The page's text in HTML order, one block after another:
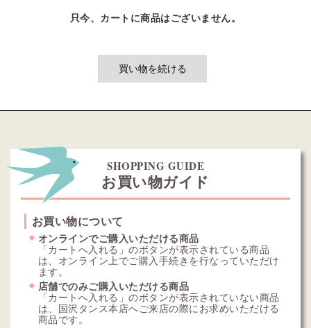
只今、カートに商品はございません。
SHOPPING GUIDE
お買い物ガイド
お買い物について
オンラインでご購入いただける商品
「カートへ入れる」のボタンが表示されている商品
は、オンライン上でご購入手続きを行なっていただけ
ます。
店舗でのみご購入いただける商品
「カートへ入れる」のボタンが表示されていない商品
は、国沢タンス本店へご来店の際にお求めいただける
商品です。